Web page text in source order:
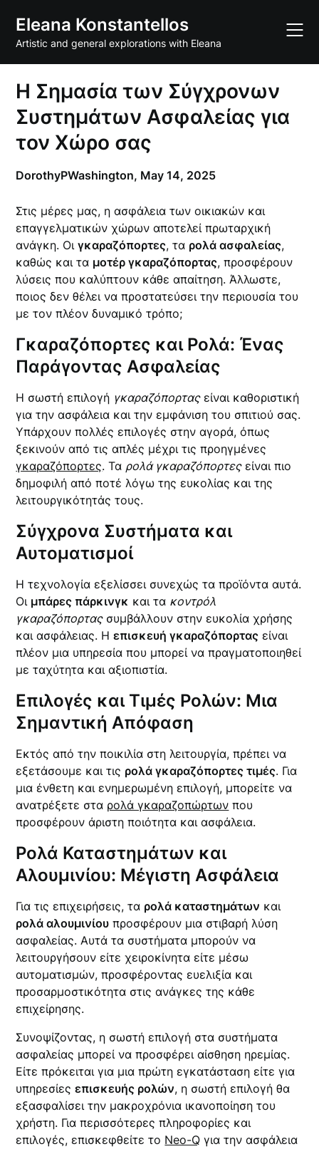
content
Eleana Konstantellos
Artistic and general explorations with Eleana
Η Σημασία των Σύγχρονων
Συστημάτων Ασφαλείας για
τον Χώρο σας
DorothyPWashington, May 14, 2025
Στις μέρες μας, η ασφάλεια των οικιακών και
επαγγελματικών χώρων αποτελεί πρωταρχική
ανάγκη. Οιγκαραζόπορτες, τα ρολά ασφαλείας,
καθώς και τα μοτέρ γκαραζόπορτας, προσφέρουν
λύσεις που καλύπτουν κάθε απαίτηση. Άλλωστε,
ποιος δεν θέλει να προστατεύσει την περιουσία του
με τον πλέον δυναμικό τρόπο;
Γκαραζόπορτες και Ρολά: Ένας
Παράγοντας Ασφαλείας
Η σωστή επιλογή γκαραζόπορταςείναι καθοριστική
για την ασφάλεια και την εμφάνιση του σπιτιού σας.
Υπάρχουν πολλές επιλογές στην αγορά, όπως
ξεκινούν από τις απλές μέχρι τις προηγμένες
γκαραζόπορτες. Τα ρολά γκαραζόπορτεςείναι πιο
δημοφιλή από ποτέ λόγω της ευκολίας και της
λειτουργικότητάς τους.
Σύγχρονα Συστήματα και
Αυτοματισμοί
Η τεχνολογία εξελίσσει συνεχώς τα προϊόντα αυτά.
Οι μπάρες πάρκινγκ και τα κοντρόλ
γκαραζόπορταςσυμβάλλουν στην ευκολία χρήσης
και ασφάλειας. Ηεπισκευή γκαραζόπορτας είναι
πλέον μια υπηρεσία που μπορεί να πραγματοποιηθεί
με ταχύτητα και αξιοπιστία.
Επιλογές και Τιμές Ρολών: Μια
Σημαντική Απόφαση
Εκτός από την ποικιλία στη λειτουργία, πρέπει να
εξετάσουμε και τις ρολά γκαραζόπορτες τιμές. Για
μια ένθετη και ενημερωμένη επιλογή, μπορείτε να
ανατρέξετε στα ρολά γκαραζοπώρτων που
προσφέρουν άριστη ποιότητα και ασφάλεια.
Ρολά Καταστημάτων και
Αλουμινίου: Μέγιστη Ασφάλεια
Για τις επιχειρήσεις, τα ρολά καταστημάτων και
ρολά αλουμινίου προσφέρουν μια στιβαρή λύση
ασφαλείας. Αυτά τα συστήματα μπορούν να
λειτουργήσουν είτε χειροκίνητα είτε μέσω
αυτοματισμών, προσφέροντας ευελιξία και
προσαρμοστικότητα στις ανάγκες της κάθε
επιχείρησης.
Συνοψίζοντας, η σωστή επιλογή στα συστήματα
ασφαλείας μπορεί να προσφέρει αίσθηση ηρεμίας.
Είτε πρόκειται για μια πρώτη εγκατάσταση είτε για
υπηρεσίεςεπισκευής ρολών, η σωστή επιλογή θα
εξασφαλίσει την μακροχρόνια ικανοποίηση του
χρήστη. Για περισσότερες πληροφορίες και
επιλογές, επισκεφθείτε το Neo-Q για την ασφάλεια